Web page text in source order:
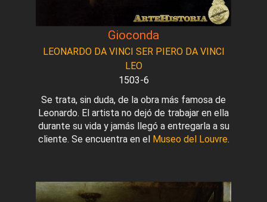
Gioconda
LEONARDO DA VINCI SER PIERO DA VINCI
LEO
1503-6
Se trata, sin duda, de la obra más famosa de
Leonardo. El artista no dejó de trabajar en ella
durante su vida y jamás llegó a entregarla a su
cliente. Se encuentra en el Museo del Louvre.